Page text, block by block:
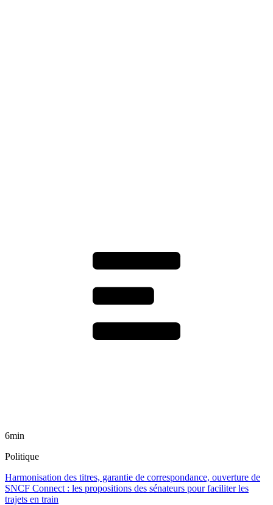
6min
Politique
Harmonisation des titres, garantie de correspondance, ouverture de
SNCF Connect : les propositions des sénateurs pour faciliter les
trajets en train